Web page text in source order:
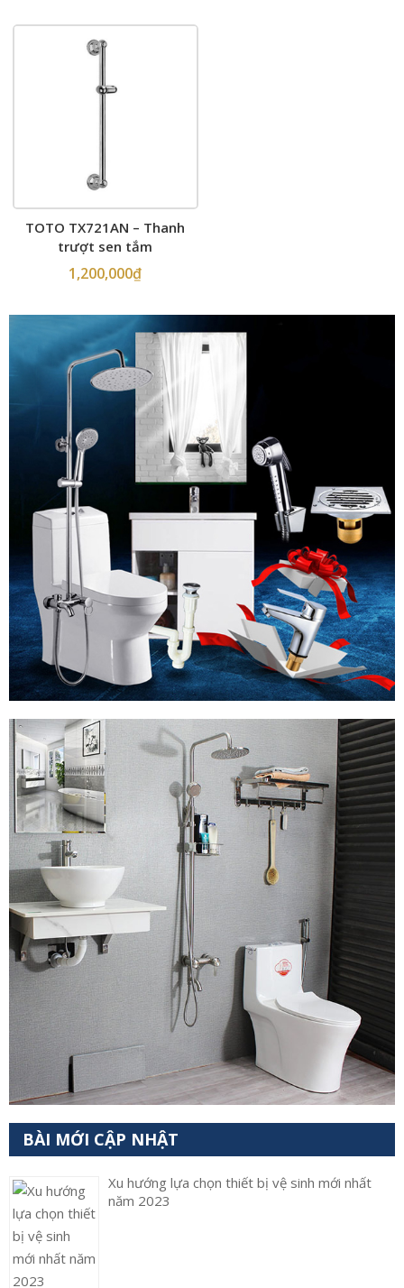
TOTO TX721AN – Thanh
trượt sen tắm
1,200,000₫
BÀI MỚI CẬP NHẬT
Xu hướng lựa chọn thiết bị vệ sinh mới nhất
năm 2023